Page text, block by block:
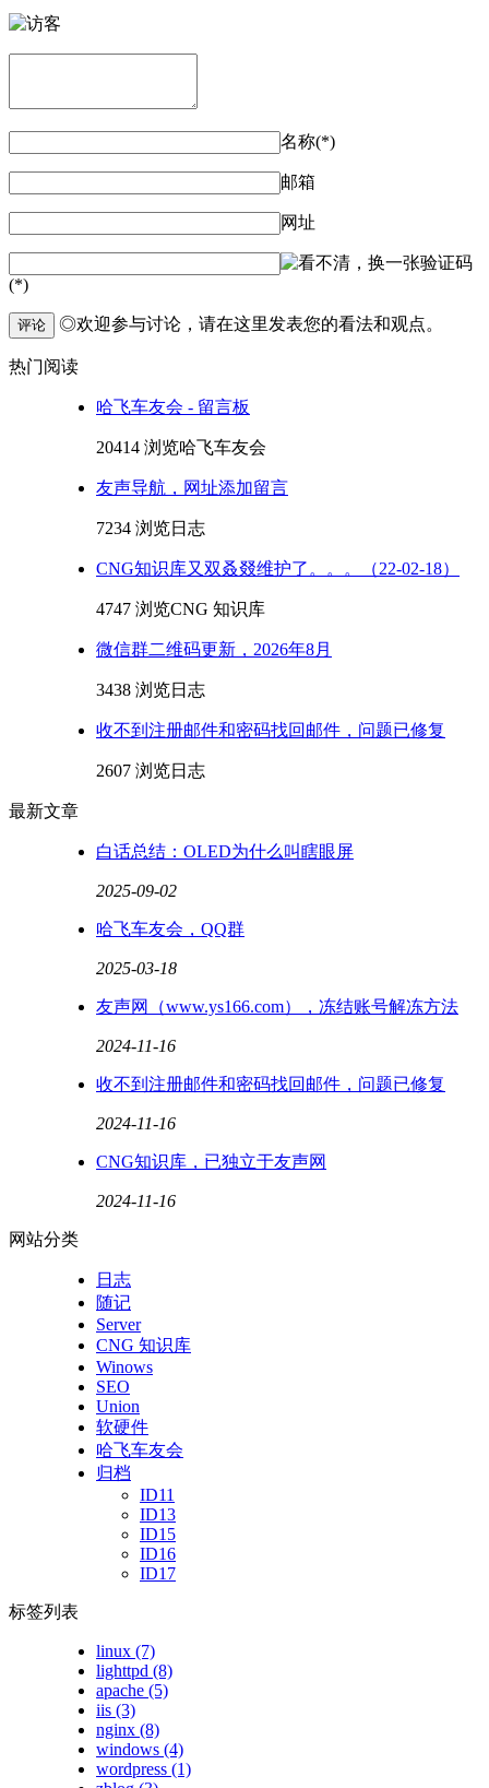
名称(*)
邮箱
网址
验证码
(*)
评论 ◎欢迎参与讨论，请在这里发表您的看法和观点。
热门阅读
哈飞车友会 - 留言板
20414 浏览哈飞车友会
友声导航，网址添加留言
7234 浏览日志
CNG知识库又双叒叕维护了。。。（22-02-18）
4747 浏览CNG 知识库
微信群二维码更新，2026年8月
3438 浏览日志
收不到注册邮件和密码找回邮件，问题已修复
2607 浏览日志
最新文章
白话总结：OLED为什么叫瞎眼屏
2025-09-02
哈飞车友会，QQ群
2025-03-18
友声网（www.ys166.com），冻结账号解冻方法
2024-11-16
收不到注册邮件和密码找回邮件，问题已修复
2024-11-16
CNG知识库，已独立于友声网
2024-11-16
网站分类
日志
随记
Server
CNG 知识库
Winows
SEO
Union
软硬件
哈飞车友会
归档
ID11
ID13
ID15
ID16
ID17
标签列表
linux (7)
lighttpd (8)
apache (5)
iis (3)
nginx (8)
windows (4)
wordpress (1)